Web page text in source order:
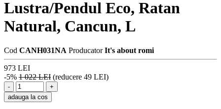
Lustra/Pendul Eco, Ratan
Natural, Cancun, L
Cod CANH031NA Producator It's about romi
973 LEI
-5% 1 022 LEI (reducere 49 LEI)
adauga la cos